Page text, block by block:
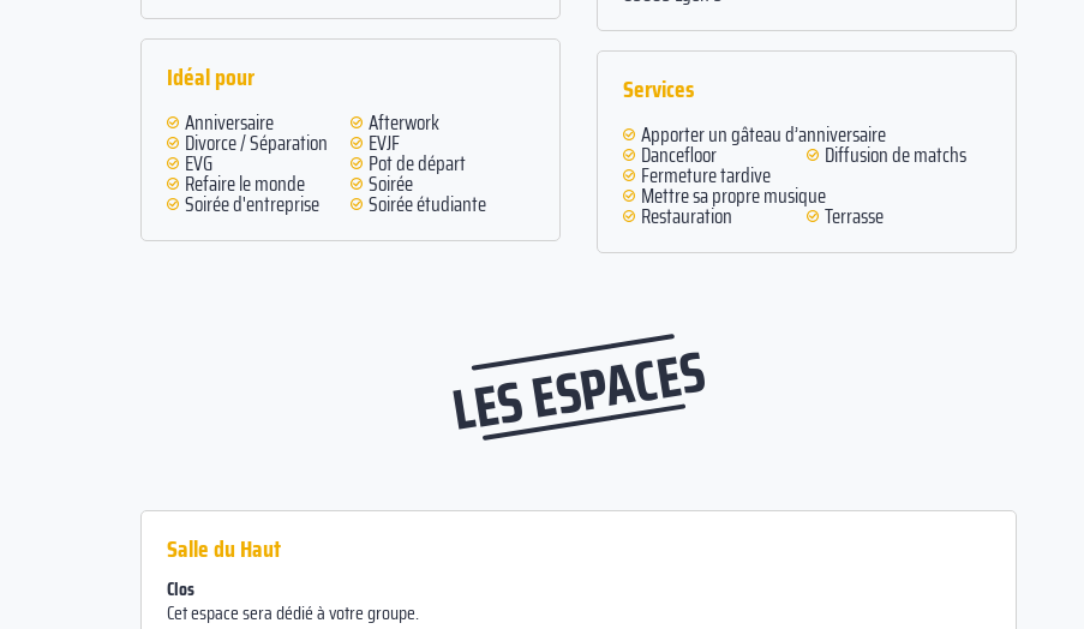
Idéal pour
Anniversaire Afterwork
Divorce / Séparation EVJF
EVG Pot de départ
Refaire le monde Soirée
Soirée d'entreprise Soirée étudiante
Services
Apporter un gâteau d’anniversaire
Dancefloor Diffusion de matchs
Fermeture tardive
Mettre sa propre musique
Restauration Terrasse
LES ESPACES
Salle du Haut
Clos
Cet espace sera dédié à votre groupe.